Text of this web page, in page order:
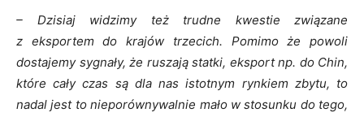
– Dzisiaj widzimy też trudne kwestie związane
z eksportem do krajów trzecich. Pomimo że powoli
dostajemy sygnały, że ruszają statki, eksport np. do Chin,
które cały czas są dla nas istotnym rynkiem zbytu, to
nadal jest to nieporównywalnie mało w stosunku do tego,